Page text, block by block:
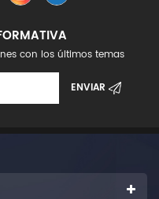
con los últimos temas